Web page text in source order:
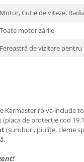
Motor, Cutie de viteze,
Toate motorizările
Fereastră de vizitare pentru
Karmaster.ro va include
(placa de protecție cod
(șuruburi, piulițe, cleme